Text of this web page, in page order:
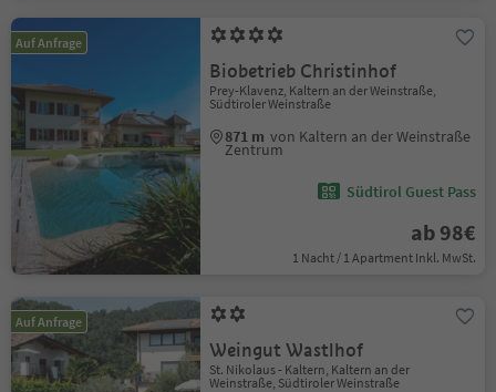
Auf Anfrage
Biobetrieb Christinhof
Prey-Klavenz, Kaltern an der Weinstraße,
Südtiroler Weinstraße
871 m von Kaltern an der Weinstraße
Zentrum
Südtirol Guest Pass
ab 98€
1 Nacht / 1 Apartment Inkl. MwSt.
Auf Anfrage
Weingut Wastlhof
St. Nikolaus - Kaltern, Kaltern an der
Weinstraße, Südtiroler Weinstraße